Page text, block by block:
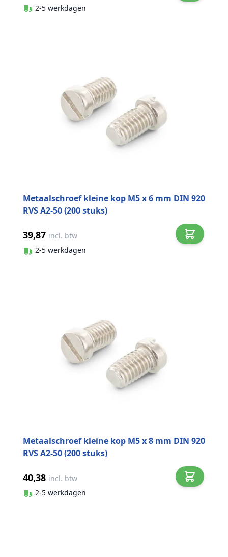
2-5 werkdagen
Metaalschroef kleine kop M5 x 6 mm DIN 920
RVS A2-50 (200 stuks)
39,87 incl. btw
2-5 werkdagen
Metaalschroef kleine kop M5 x 8 mm DIN 920
RVS A2-50 (200 stuks)
40,38 incl. btw
2-5 werkdagen